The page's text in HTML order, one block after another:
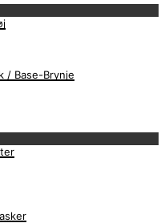
/ Base-Brynje